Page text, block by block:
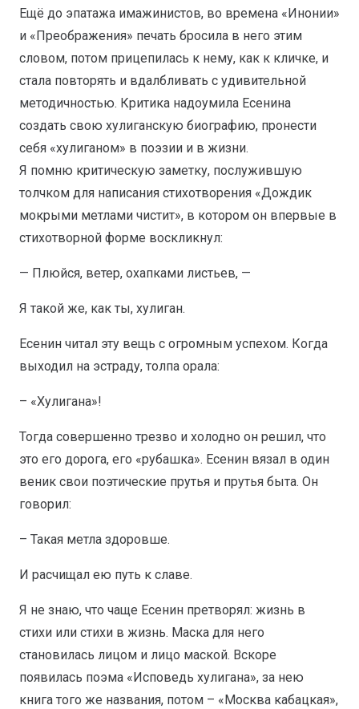
Ещё до эпатажа имажинистов, во времена «Инонии»
и «Преображения» печать бросила в него этим
словом, потом прицепилась к нему, как к кличке, и
стала повторять и вдалбливать с удивительной
методичностью. Критика надоумила Есенина
создать свою хулиганскую биографию, пронести
себя «хулиганом» в поэзии и в жизни.
Я помню критическую заметку, послужившую
толчком для написания стихотворения «Дождик
мокрыми метлами чистит», в котором он впервые в
стихотворной форме воскликнул:
— Плюйся, ветер, охапками листьев, —
Я такой же, как ты, хулиган.
Есенин читал эту вещь с огромным успехом. Когда
выходил на эстраду, толпа орала:
– «Хулигана»!
Тогда совершенно трезво и холодно он решил, что
это его дорога, его «рубашка». Есенин вязал в один
веник свои поэтические прутья и прутья быта. Он
говорил:
– Такая метла здоровше.
И расчищал ею путь к славе.
Я не знаю, что чаще Есенин претворял: жизнь в
стихи или стихи в жизнь. Маска для него
становилась лицом и лицо маской. Вскоре
появилась поэма «Исповедь хулигана», за нею
книга того же названия, потом – «Москва кабацкая»,